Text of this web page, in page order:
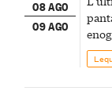
08 AGO
09 AGO